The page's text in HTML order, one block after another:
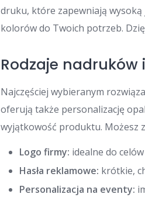
druku, które zapewniają
kolorów do Twoich potrzeb.
Rodzaje
Najczęściej wybieranym
oferują także personalizację
wyjątkowość produktu. Możesz
Logo firmy: idealne do
Hasła reklamowe: krótkie,
Personalizacja na eventy: